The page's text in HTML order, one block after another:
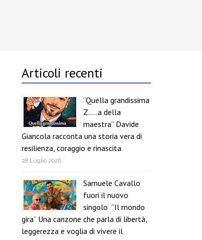
Articoli recenti
“Quella grandissima
Z…..a della
maestra” Davide
Giancola racconta una storia vera di
resilienza, coraggio e rinascita
28 Luglio 2026
Samuele Cavallo
fuori il nuovo
singolo “Il mondo
gira” Una canzone che parla di libertà,
leggerezza e voglia di vivere il